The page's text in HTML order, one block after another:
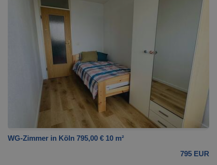
WG-Zimmer in Köln 795,00 € 10 m²
795 EUR